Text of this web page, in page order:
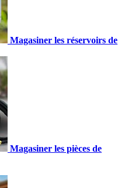
Magasiner les réservoirs de
Magasiner les pièces de